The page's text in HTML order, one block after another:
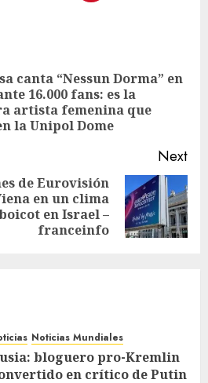
canta “Nessun Dorma” en
16.000 fans: es la
artista femenina que
la Unipol Dome
Next
de Eurovisión
en un clima
en Israel –
franceinfo
Noticias Mundiales
bloguero pro-Kremlin
en crítico de Putin